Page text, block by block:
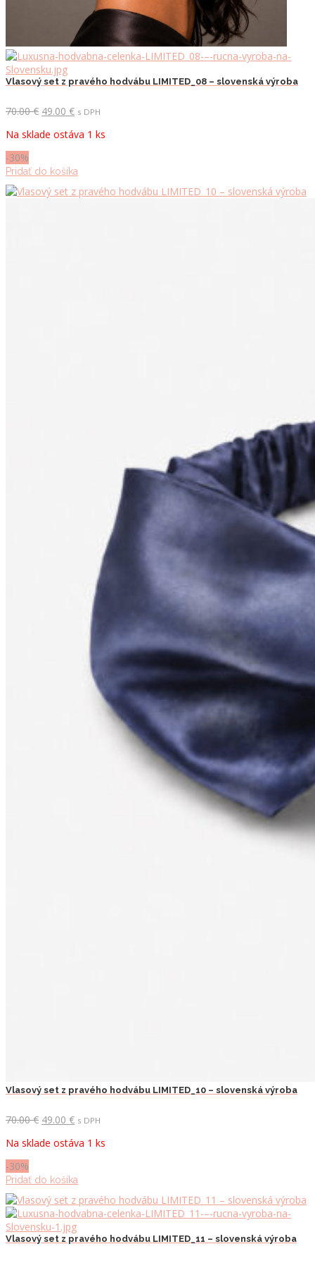
Vlasový set z pravého hodvábu LIMITED_08 – slovenská výroba
70.00€ Pôvodná
bola:
49.00 €Aktuálna
je:
s DPH
Na sklade ostáva 1 ks
-30%
Pridať do košíka
Vlasový set z pravého hodvábu LIMITED_10 – slovenská výroba
70.00€ Pôvodná
bola:
49.00 €Aktuálna
je:
s DPH
Na sklade ostáva 1 ks
-30%
Pridať do košíka
Vlasový set z pravého hodvábu LIMITED_11 – slovenská výroba